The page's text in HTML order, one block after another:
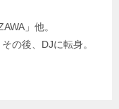
」他。
の後、DJに転身。